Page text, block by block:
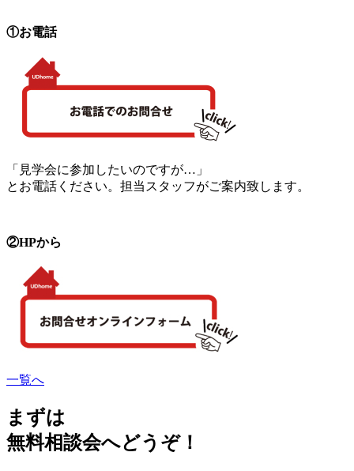
①お電話
「見学会に参加したいのですが…」
とお電話ください。担当スタッフがご案内致します。
②HPから
一覧へ
まずは
無料相談会へどうぞ！